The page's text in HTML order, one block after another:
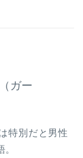
ガー
特別だと男性